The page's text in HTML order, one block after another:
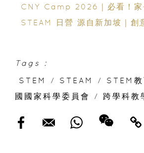
CNY Camp 2026｜必看！家
STEAM 日營 源自新加坡｜創
Tags :
STEM
/ STEAM / STEM教
國國家科學委員會
/ 跨學科教